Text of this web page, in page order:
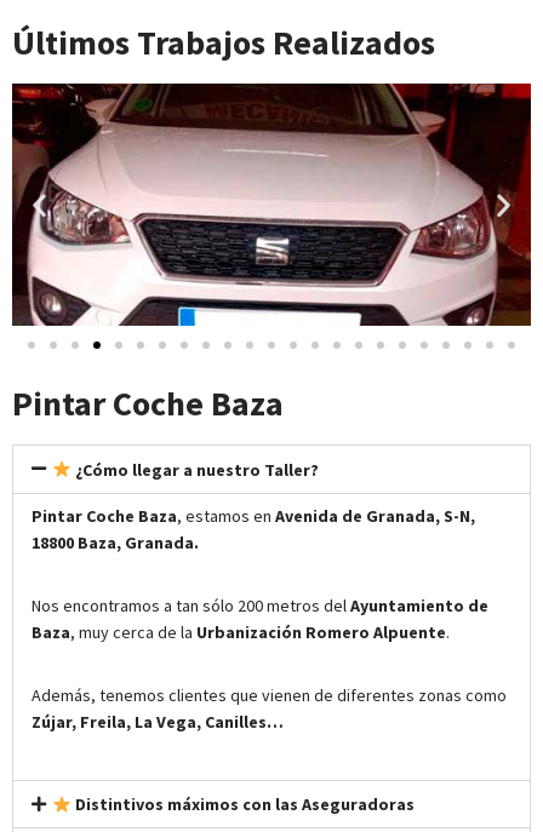
Últimos Trabajos Realizados
Pintar Coche Baza
¿Cómo llegar a nuestro Taller?
Pintar Coche Baza, estamos en Avenida de Granada, S-N,
18800 Baza, Granada.
Nos encontramos a tan sólo 200 metros delAyuntamiento de
Baza, muy cerca de la Urbanización Romero Alpuente.
Además, tenemos clientes que vienen de diferentes zonas como
Zújar, Freila, La Vega, Canilles…
Distintivos máximos con las Aseguradoras